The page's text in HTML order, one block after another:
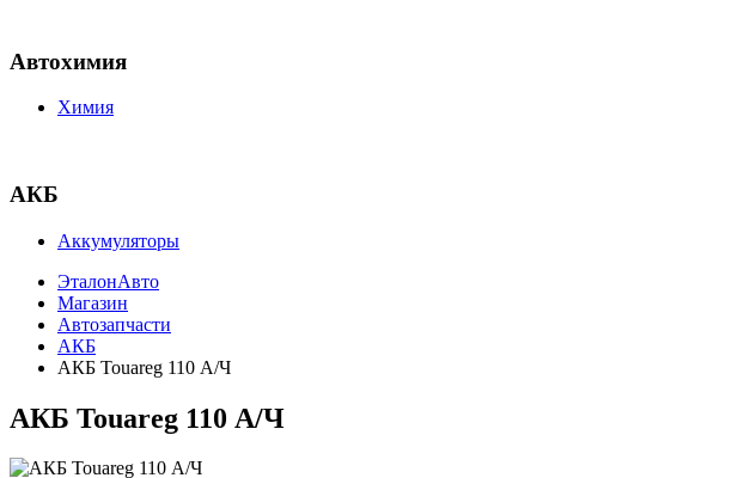
Автохимия
Химия
АКБ
Аккумуляторы
ЭталонАвто
Магазин
Автозапчасти
АКБ
АКБ Touareg 110 А/Ч
АКБ Touareg 110 А/Ч